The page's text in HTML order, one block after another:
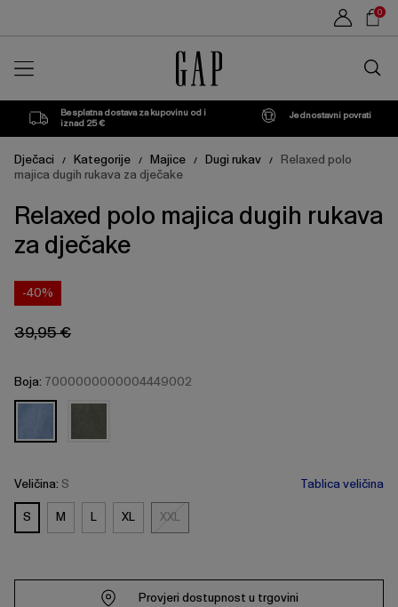
0
trgovini
Besplatna dostava za kupovinu od i
iznad 25 €
Jednostavni povrati
Dječaci / Kategorije / Majice / Dugi rukav /
Relaxed polo
majica dugih rukava za dječake
Relaxed polo majica dugih rukava
za dječake
-40%
39,95 €
Boja: 7000000000004449002
može
ažurirati
na
odabira
Veličina: S Tablica veličina
može
ažurirati
na
odabira
S M L XL XXL
XXL
Provjeri dostupnost u trgovini